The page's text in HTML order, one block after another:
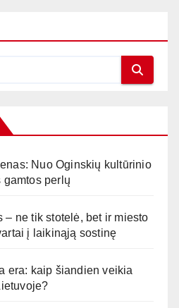
Nuo Oginskių kultūrinio
perlų
– ne tik stotelė, bet ir miesto
į laikinąją sostinę
era: kaip šiandien veikia